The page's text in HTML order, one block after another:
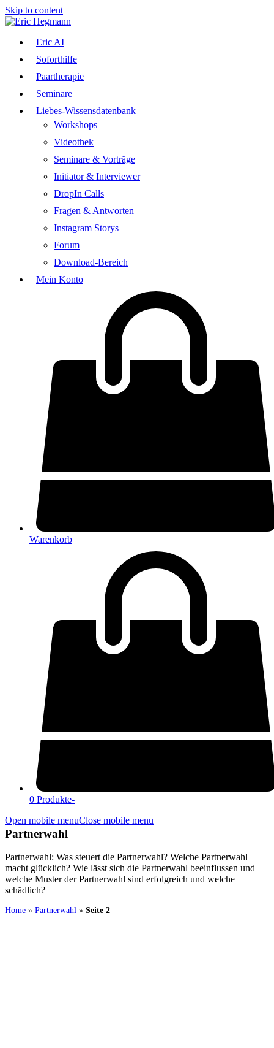
Skip to content
Eric AI
Soforthilfe
Paartherapie
Seminare
Liebes-Wissensdatenbank
Workshops
Videothek
Seminare & Vorträge
Initiator & Interviewer
DropIn Calls
Fragen & Antworten
Instagram Storys
Forum
Download-Bereich
Mein Konto
Warenkorb
0 Produkte-
Open mobile menuClose mobile menu
Partnerwahl
Partnerwahl: Was steuert die Partnerwahl? Welche Partnerwahl
macht glücklich? Wie lässt sich die Partnerwahl beeinflussen und
welche Muster der Partnerwahl sind erfolgreich und welche
schädlich?
Home » Partnerwahl » Seite 2